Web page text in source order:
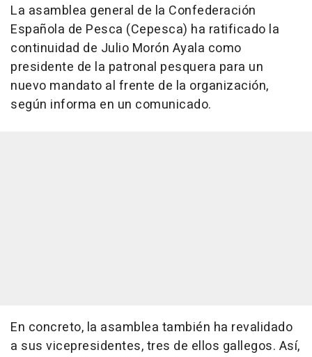
La asamblea general de la Confederación
Española de Pesca (Cepesca) ha ratificado la
continuidad de Julio Morón Ayala como
presidente de la patronal pesquera para un
nuevo mandato al frente de la organización,
según informa en un comunicado.
En concreto, la asamblea también ha revalidado
a sus vicepresidentes, tres de ellos gallegos. Así,